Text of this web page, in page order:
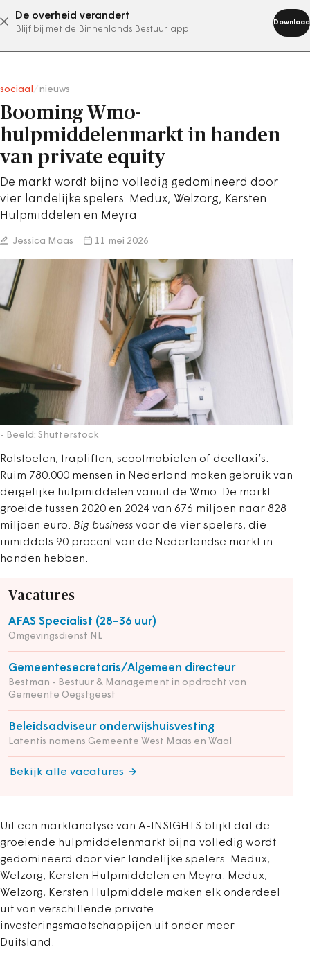
De overheid verandert
Blijf bij met de Binnenlands Bestuur app
Download
abonneer nu
sociaal nieuws
Booming Wmo-
hulpmiddelenmarkt in handen
van private equity
De markt wordt bijna volledig gedomineerd door
vier landelijke spelers: Medux, Welzorg, Kersten
Hulpmiddelen en Meyra
Jessica Maas 11 mei 2026
- Beeld: Shutterstock
Rolstoelen, trapliften, scootmobielen of deeltaxi’s.
Ruim 780.000 mensen in Nederland maken gebruik van
dergelijke hulpmiddelen vanuit de Wmo. De markt
groeide tussen 2020 en 2024 van 676 miljoen naar 828
miljoen euro. Big business voor de vier spelers, die
inmiddels 90 procent van de Nederlandse markt in
handen hebben.
Vacatures
AFAS Specialist (28–36 uur)
Omgevingsdienst NL
Gemeentesecretaris/Algemeen directeur
Bestman - Bestuur & Management in opdracht van
Gemeente Oegstgeest
Beleidsadviseur onderwijshuisvesting
Latentis namens Gemeente West Maas en Waal
Bekijk alle vacatures
Uit een marktanalyse van A-INSIGHTS blijkt dat de
groeiende hulpmiddelenmarkt bijna volledig wordt
gedomineerd door vier landelijke spelers: Medux,
Welzorg, Kersten Hulpmiddelen en Meyra. Medux,
Welzorg, Kersten Hulpmiddele maken elk onderdeel
uit van verschillende private
investeringsmaatschappijen uit onder meer
Duitsland.